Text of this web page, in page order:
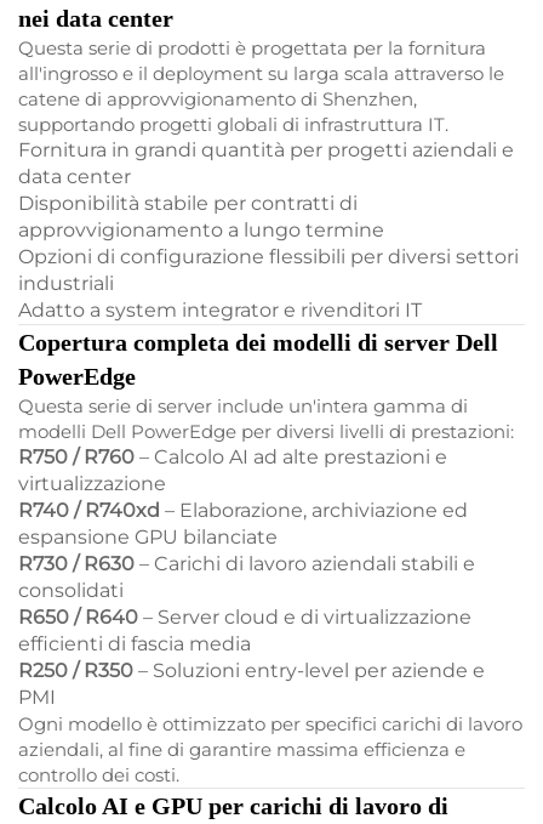
nei data center
Questa serie di prodotti è progettata per la fornitura
all'ingrosso e il deployment su larga scala attraverso le
catene di approvvigionamento di Shenzhen,
supportando progetti globali di infrastruttura IT.
Fornitura in grandi quantità per progetti aziendali e
data center
Disponibilità stabile per contratti di
approvvigionamento a lungo termine
Opzioni di configurazione flessibili per diversi settori
industriali
Adatto a system integrator e rivenditori IT
Copertura completa dei modelli di server Dell
PowerEdge
Questa serie di server include un'intera gamma di
modelli Dell PowerEdge per diversi livelli di prestazioni:
R750 / R760 – Calcolo AI ad alte prestazioni e
virtualizzazione
R740 / R740xd – Elaborazione, archiviazione ed
espansione GPU bilanciate
R730 / R630 – Carichi di lavoro aziendali stabili e
consolidati
R650 / R640 – Server cloud e di virtualizzazione
efficienti di fascia media
R250 / R350 – Soluzioni entry-level per aziende e
PMI
Ogni modello è ottimizzato per specifici carichi di lavoro
aziendali, al fine di garantire massima efficienza e
controllo dei costi.
Calcolo AI e GPU per carichi di lavoro di